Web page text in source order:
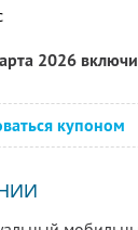
2026
купоном